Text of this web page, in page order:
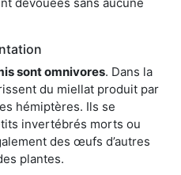
sont omnivores. Dans la
du miellat produit par
hémiptères. Ils se
invertébrés morts ou
des œufs d’autres
plantes.